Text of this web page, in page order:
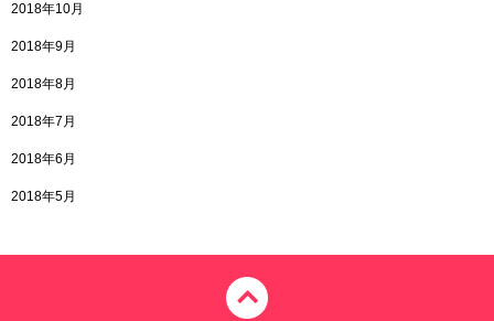
2018年10月
2018年9月
2018年8月
2018年7月
2018年6月
2018年5月